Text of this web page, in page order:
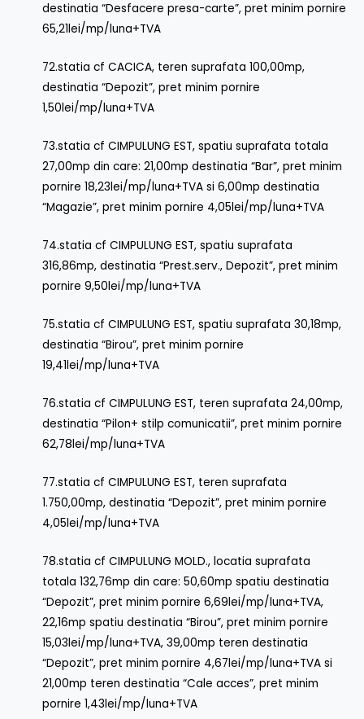
destinatia “Desfacere presa-carte”, pret minim pornire
65,21lei/mp/luna+TVA
72.statia cf CACICA, teren suprafata 100,00mp,
destinatia “Depozit”, pret minim pornire
1,50lei/mp/luna+TVA
73.statia cf CIMPULUNG EST, spatiu suprafata totala
27,00mp din care: 21,00mp destinatia “Bar”, pret minim
pornire 18,23lei/mp/luna+TVA si 6,00mp destinatia
“Magazie”, pret minim pornire 4,05lei/mp/luna+TVA
74.statia cf CIMPULUNG EST, spatiu suprafata
316,86mp, destinatia “Prest.serv., Depozit”, pret minim
pornire 9,50lei/mp/luna+TVA
75.statia cf CIMPULUNG EST, spatiu suprafata 30,18mp,
destinatia “Birou”, pret minim pornire
19,41lei/mp/luna+TVA
76.statia cf CIMPULUNG EST, teren suprafata 24,00mp,
destinatia “Pilon+ stilp comunicatii”, pret minim pornire
62,78lei/mp/luna+TVA
77.statia cf CIMPULUNG EST, teren suprafata
1.750,00mp, destinatia “Depozit”, pret minim pornire
4,05lei/mp/luna+TVA
78.statia cf CIMPULUNG MOLD., locatia suprafata
totala 132,76mp din care: 50,60mp spatiu destinatia
“Depozit”, pret minim pornire 6,69lei/mp/luna+TVA,
22,16mp spatiu destinatia “Birou”, pret minim pornire
15,03lei/mp/luna+TVA, 39,00mp teren destinatia
“Depozit”, pret minim pornire 4,67lei/mp/luna+TVA si
21,00mp teren destinatia “Cale acces”, pret minim
pornire 1,43lei/mp/luna+TVA